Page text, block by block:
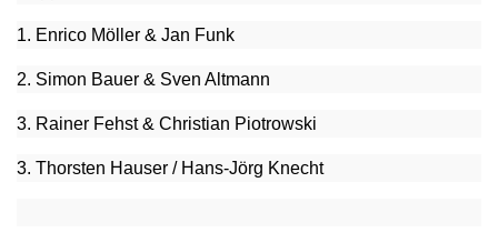
1. Enrico Möller & Jan Funk
2. Simon Bauer & Sven Altmann
3. Rainer Fehst & Christian Piotrowski
3. Thorsten Hauser / Hans-Jörg Knecht